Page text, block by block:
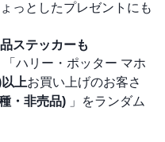
っとしたプレゼントにも
ステッカーも
ハリー・ポッター マホ
上お買い上げのお客さ
・非売品) 」をランダム